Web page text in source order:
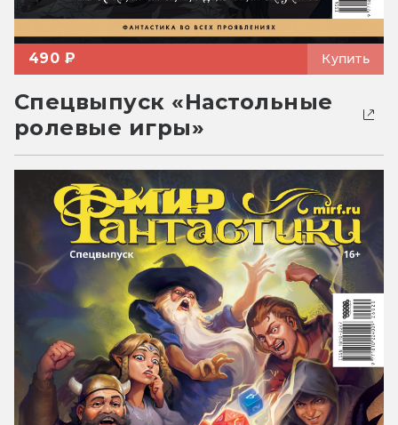
490 ₽ Купить
Спецвыпуск «Настольные
ролевые игры»